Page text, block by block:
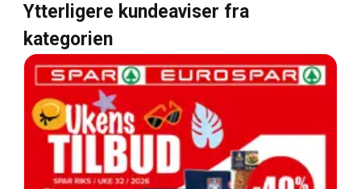
Ytterligere kundeaviser fra
kategorien